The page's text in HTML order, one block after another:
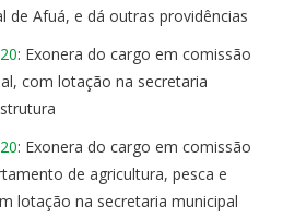
de Afuá, e dá outras providências
: Exonera do cargo em comissão
com lotação na secretaria
: Exonera do cargo em comissão
de agricultura, pesca e
lotação na secretaria municipal